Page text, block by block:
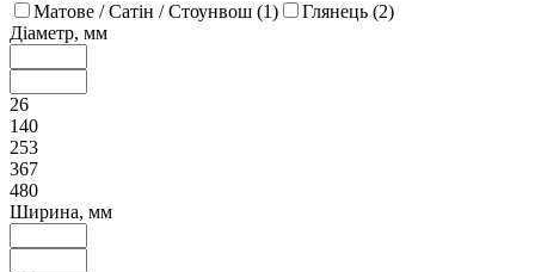
Матове / Сатін / Стоунвош (1) Глянець (2)
Діаметр, мм
26
140
253
367
480
Ширина, мм